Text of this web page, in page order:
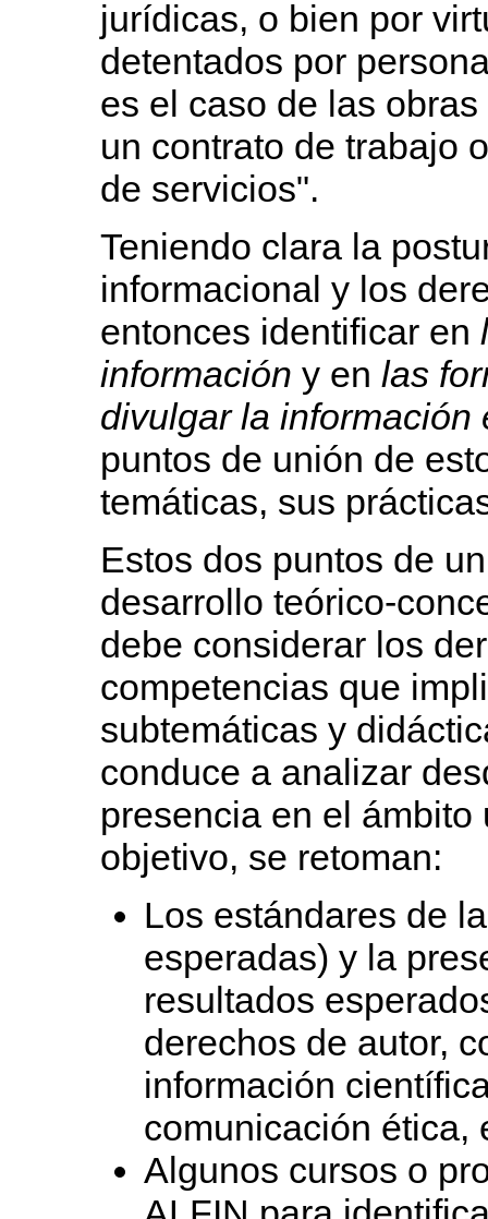
jurídicas, o bien por
detentados por
es el caso de las
un contrato de trabajo
de servicios".
Teniendo clara la
informacional y los
entonces identificar en
información y en las
divulgar la información
puntos de unión de
temáticas, sus
Estos dos puntos de
desarrollo teórico-
debe considerar los
competencias que
subtemáticas y
conduce a analizar
presencia en el
objetivo, se retoman:
Los estándares de
esperadas) y la
resultados
derechos de autor,
información
comunicación ética,
Algunos cursos o